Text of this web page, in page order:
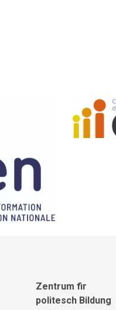
Zentrum fir
politesch Bildung